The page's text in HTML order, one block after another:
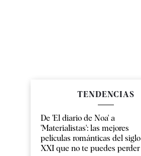
TENDENCIAS
De 'El diario de Noa' a
'Materialistas': las mejores
películas románticas del siglo
XXI que no te puedes perder